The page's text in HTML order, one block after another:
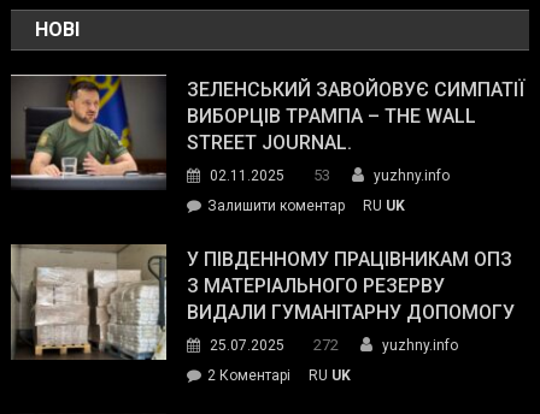
НОВІ
ЗЕЛЕНСЬКИЙ ЗАВОЙОВУЄ СИМПАТІЇ
ВИБОРЦІВ ТРАМПА – THE WALL
STREET JOURNAL.
02.11.2025 53
yuzhny.info
Залишити коментарon
завойовує
симпатії
виборців
The
RU UK
У ПІВДЕННОМУ ПРАЦІВНИКАМ ОПЗ
З МАТЕРІАЛЬНОГО РЕЗЕРВУ
ВИДАЛИ ГУМАНІТАРНУ ДОПОМОГУ
25.07.2025 272
yuzhny.info
2 Коментарі
RU UK